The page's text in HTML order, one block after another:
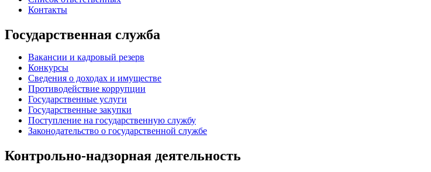
Контакты
Государственная служба
Вакансии и кадровый резерв
Конкурсы
Сведения о доходах и имуществе
Противодействие коррупции
Государственные услуги
Государственные закупки
Поступление на государственную службу
Законодательство о государственной службе
Контрольно-надзорная деятельность